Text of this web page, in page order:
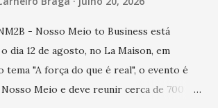
- Nosso Meio to Business está
dia 12 de agosto, no La Maison, em
tema "A força do que é real", o evento é
Meio e deve reunir cerca de 700